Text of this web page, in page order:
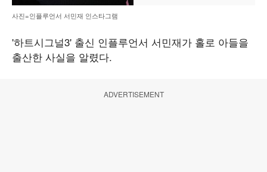
사진=인플루언서 서민재 인스타그램
'하트시그널3' 출신 인플루언서 서민재가 홀로 아들을
출산한 사실을 알렸다.
ADVERTISEMENT